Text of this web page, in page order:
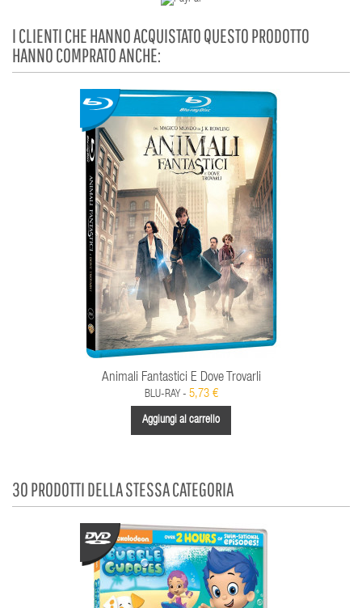
I CLIENTI CHE HANNO ACQUISTATO QUESTO PRODOTTO
HANNO COMPRATO ANCHE:
Animali Fantastici E Dove Trovarli
BLU-RAY - 5,73 €
Aggiungi al carrello
30 PRODOTTI DELLA STESSA CATEGORIA